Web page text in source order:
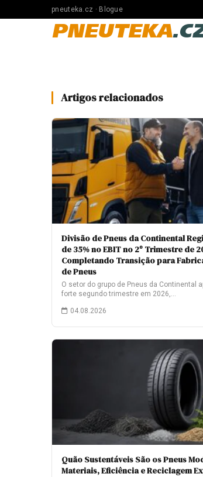
pneuteka.cz · Blogue
PNEUTEKA
Artigos relacionados
Divisão de Pneus da Continental
de 35% no EBIT no 2º Trimestre de
Completando Transição para
de Pneus
O setor do grupo de Pneus da Continental
forte segundo trimestre em 2026,…
04.08.2026
Quão Sustentáveis São os Pneus
Materiais, Eficiência e Reciclagem